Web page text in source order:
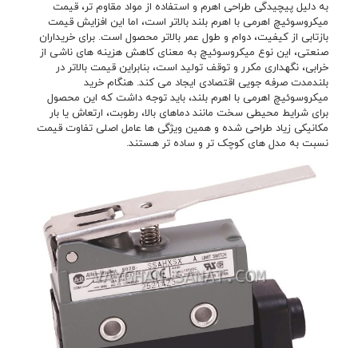
به دلیل پیچیدگی طراحی اهرم و استفاده از مواد مقاوم تر، قیمت
میکروسوئیچ اهرمی با اهرم بلند بالاتر است، اما این افزایش قیمت
بازتابی از کیفیت، دوام و طول عمر بالاتر محصول است. برای خریداران
صنعتی، این نوع میکروسوئیچ به معنای کاهش هزینه های ناشی از
خرابی، نگهداری مکرر و توقف تولید است، بنابراین قیمت بالاتر در
بلندمدت صرفه جویی اقتصادی ایجاد می کند. هنگام خرید
میکروسوئیچ اهرمی با اهرم بلند، باید توجه داشت که این محصول
برای شرایط محیطی سخت مانند دماهای بالا، رطوبت، ارتعاش یا بار
مکانیکی زیاد طراحی شده و همین ویژگی ها عامل اصلی تفاوت قیمت
نسبت به مدل های کوچک تر و ساده تر هستند.